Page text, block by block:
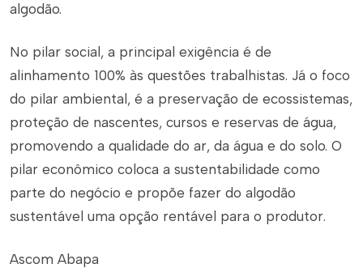
algodão.
No pilar social, a principal exigência é de
alinhamento 100% às questões trabalhistas. Já o foco
do pilar ambiental, é a preservação de ecossistemas,
proteção de nascentes, cursos e reservas de água,
promovendo a qualidade do ar, da água e do solo. O
pilar econômico coloca a sustentabilidade como
parte do negócio e propõe fazer do algodão
sustentável uma opção rentável para o produtor.
Ascom Abapa